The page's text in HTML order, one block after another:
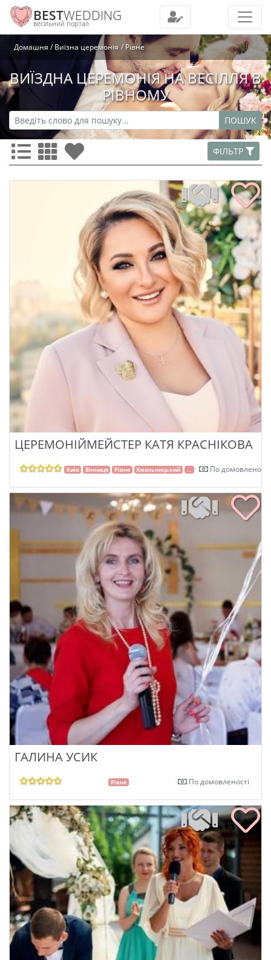
BESTWEDDING
весільний портал
Домашня Виїзна церемонія Рівне
ВИЇЗДНА ЦЕРЕМОНІЯ НА ВЕСІЛЛЯ В
РІВНОМУ
ПОШУК
ФІЛЬТР
ЦЕРЕМОНІЙМЕЙСТЕР КАТЯ КРАСНІКОВА
Київ Вінниця Рівне Хмельницький ... По домовленості
ГАЛИНА УСИК
Рівне По домовленості